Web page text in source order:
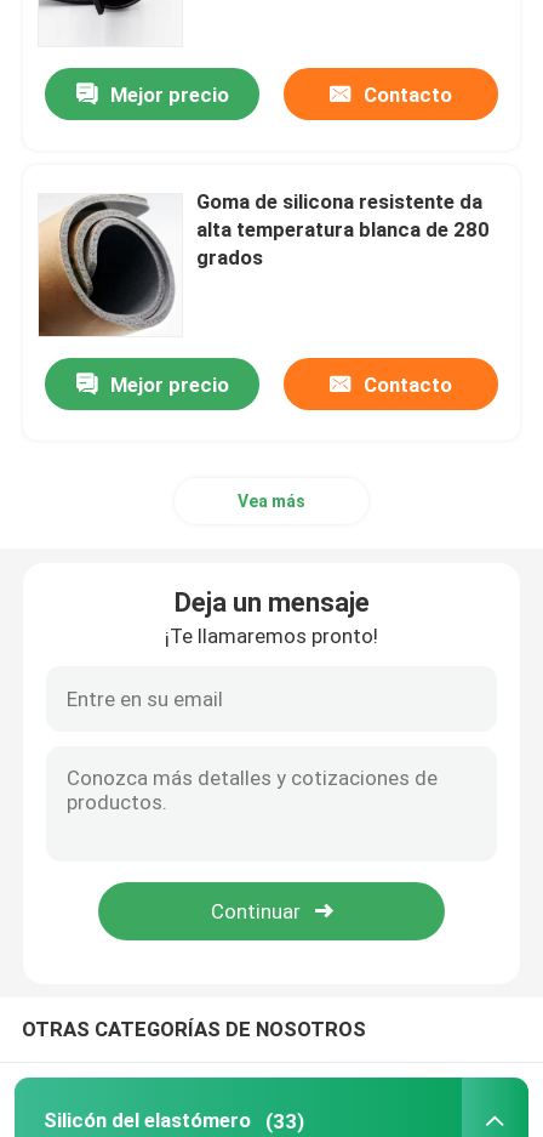
SOBRE LOS E.E.U.U.
Mejor precio Contacto
Goma de silicona resistente da
alta temperatura blanca de 280
grados
Mejor precio Contacto
Vea más
Deja un mensaje
¡Te llamaremos pronto!
OTRAS CATEGORÍAS DE NOSOTROS
Silicón del elastómero (33)